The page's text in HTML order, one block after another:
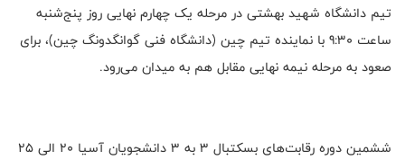
تیم دانشگاه شهید بهشتی در مرحله یک چهارم نهایی روز پنج‌شنبه
ساعت 9:30 با نماینده تیم چین (دانشگاه فنی گوانگدونگ چین)، برای
صعود به مرحله نیمه نهایی مقابل هم به میدان می‌رود.
ششمین دوره رقابت‌های بسکتبال 3 به 3 دانشجویان آسیا 20 الی 25